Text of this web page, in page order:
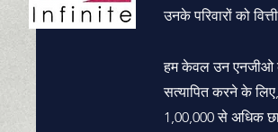
उनके परिवारों को
हम केवल उन एनजीओ
सत्यापित करने के
1,00,000 से अधिक